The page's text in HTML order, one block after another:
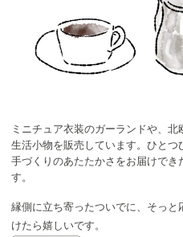
ミニチュア衣装のガーランドや、北
生活小物を販売しています。ひとつ
手づくりのあたたかさをお届けでき
す。
縁側に立ち寄ったついでに、そっと
けたら嬉しいです。